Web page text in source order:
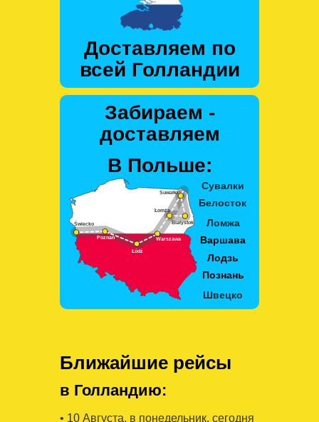
Доставляем по
всей Голландии
Забираем -
доставляем
В Польше:
Ближайшие рейсы
в Голландию:
• 10 Августa, в понедельник, сегодня